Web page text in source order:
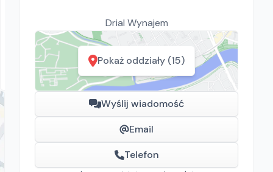
Drial Wynajem
Pokaż oddziały (15)
Wyślij wiadomość
Email
Telefon
Swepac F 82
Zagęszczarki
Rawa Mazowiecka, Białystok, Gdańsk, Kraków, Poznań,
Rzeszów, Sosnowiec, Szczecin, Warszawa, Wrocław,
Płock, Jawor, Pabianice, Suchy Las, Zielona Góra